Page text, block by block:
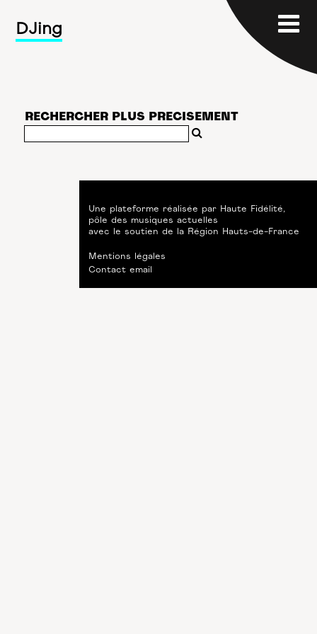
DJing
RECHERCHER PLUS PRECISEMENT
Une plateforme réalisée par Haute Fidélité,
pôle des musiques actuelles
avec le soutien de
la Région Hauts-de-France
Mentions légales
Contact email